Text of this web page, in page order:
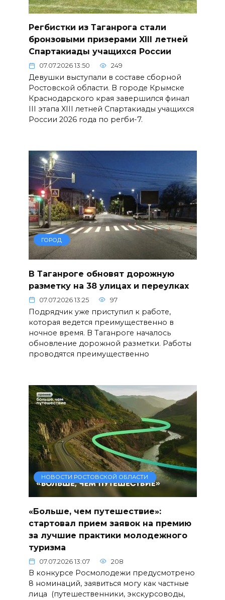
Регбистки из Таганрога стали
бронзовыми призерами XIII летней
Спартакиады учащихся России
07.07.2026 13:50 249
Девушки выступали в составе сборной
Ростовской области. В городе Крымске
Краснодарского края завершился финал
III этапа XIII летней Спартакиады учащихся
России 2026 года по регби-7.
ГОРОД
В Таганроге обновят дорожную
разметку на 38 улицах и переулках
07.07.2026 13:25 97
Подрядчик уже приступил к работе,
которая ведется преимущественно в
ночное время. В Таганроге началось
обновление дорожной разметки. Работы
проводятся преимущественно
НОВОСТИ РОСТОВСКОЙ ОБЛАСТИ
«Больше, чем путешествие»:
стартовал прием заявок на премию
за лучшие практики молодежного
туризма
07.07.2026 13:07 208
В конкурсе Росмолодежи предусмотрено
8 номинаций, заявиться могу как частные
лица (путешественники, экскурсоводы,